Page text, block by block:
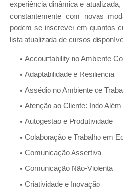
experiência dinâmica e
constantemente com novas
podem se inscrever em quantos
lista atualizada de cursos
Accountability no Ambiente
Adaptabilidade e Resiliência
Assédio no Ambiente de
Atenção ao Cliente: Indo
Autogestão e Produtividade
Colaboração e Trabalho em
Comunicação Assertiva
Comunicação Não-Violenta
Criatividade e Inovação